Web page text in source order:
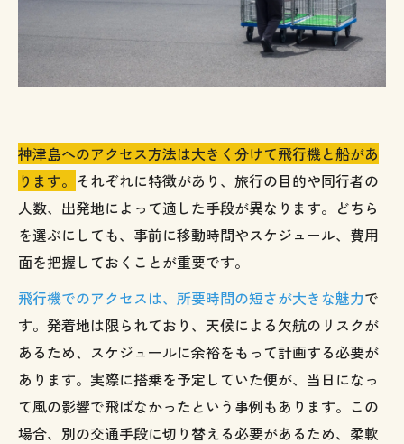
神津島へのアクセス方法は大きく分けて飛行機と船があ
ります。 それぞれに特徴があり、旅行の目的や同行者の
人数、出発地によって適した手段が異なります。どちら
を選ぶにしても、事前に移動時間やスケジュール、費用
面を把握しておくことが重要です。
飛行機でのアクセスは、所要時間の短さが大きな魅力で
す。発着地は限られており、天候による欠航のリスクが
あるため、スケジュールに余裕をもって計画する必要が
あります。実際に搭乗を予定していた便が、当日になっ
て風の影響で飛ばなかったという事例もあります。この
場合、別の交通手段に切り替える必要があるため、柔軟